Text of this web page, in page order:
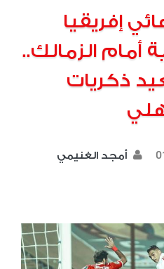
إفريقيا
أمام الزمالك..
ذكريات
أمجد الغنيمي